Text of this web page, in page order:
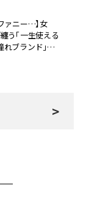
ァニー…】女
う「一生使える
ブランド」６
>